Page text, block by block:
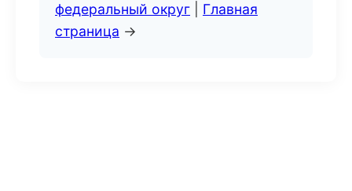
федеральный округ
Главная
страница →